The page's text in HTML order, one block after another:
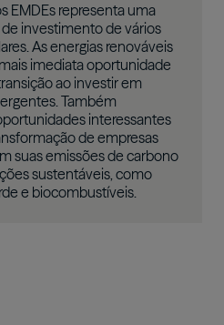
EMDEs representa uma
investimento de vários
As energias renováveis
imediata oportunidade
ao investir em
Também
interessantes
de empresas
suas emissões de carbono
sustentáveis, como
e biocombustíveis.